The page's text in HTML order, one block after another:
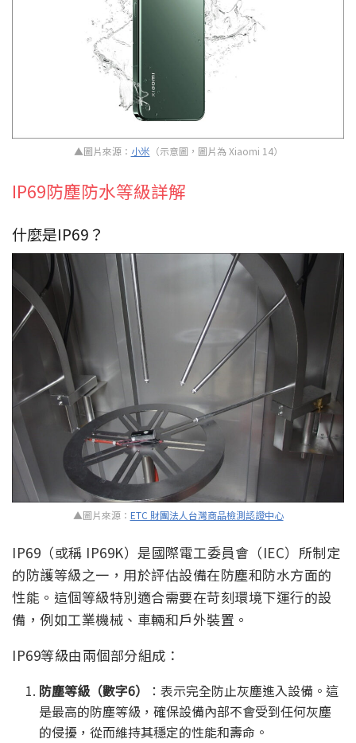
▲圖片來源： 小米 （示意圖，圖片為 Xiaomi 14）
IP69防塵防水等級詳解
什麼是IP69？
▲圖片來源： ETC 財團法人台灣商品檢測認證中心
IP69（或稱 IP69K）是國際電工委員會（IEC）所制定
的防護等級之一，用於評估設備在防塵和防水方面的
性能。這個等級特別適合需要在苛刻環境下運行的設
備，例如工業機械、車輛和戶外裝置。
IP69等級由兩個部分組成：
防塵等級（數字6）
：表示完全防止灰塵進入設備。這
是最高的防塵等級，確保設備內部不會受到任何灰塵
的侵擾，從而維持其穩定的性能和壽命。